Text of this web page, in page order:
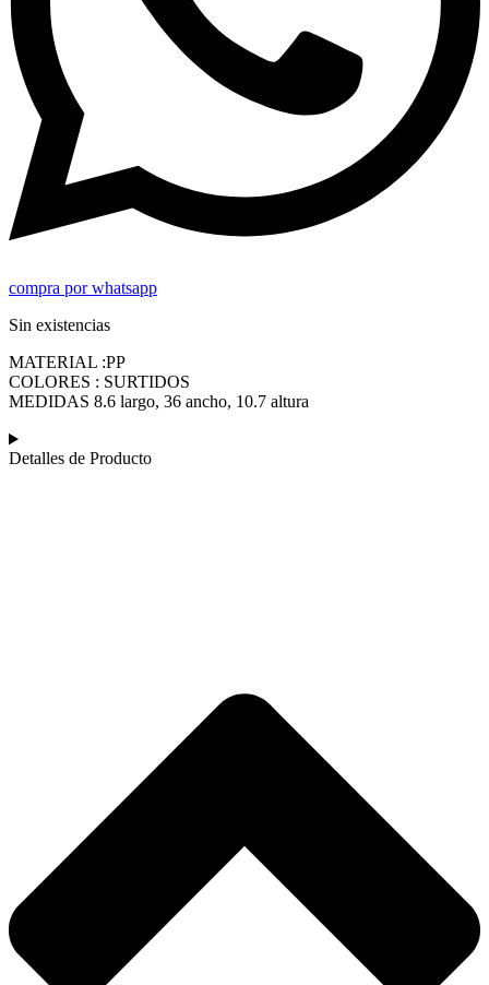
compra por whatsapp
Sin existencias
MATERIAL :PP
COLORES : SURTIDOS
MEDIDAS 8.6 largo, 36 ancho, 10.7 altura
Detalles de Producto